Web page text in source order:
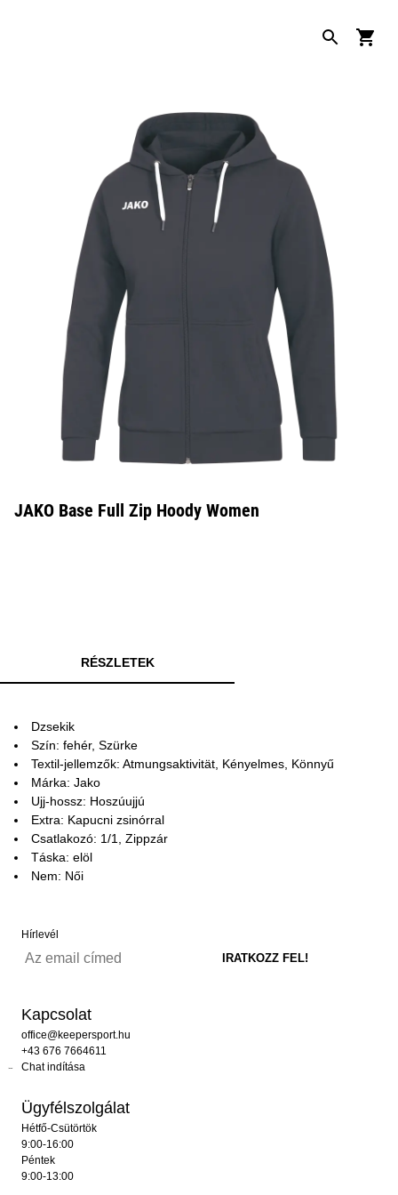
JAKO Base Full Zip Hoody Women
RÉSZLETEK
Dzsekik
Szín: fehér, Szürke
Textil-jellemzők: Atmungsaktivität, Kényelmes, Könnyű
Márka: Jako
Ujj-hossz: Hoszúujjú
Extra: Kapucni zsinórral
Csatlakozó: 1/1, Zippzár
Táska: elöl
Nem: Női
Hírlevél
Kapcsolat
office@keepersport.hu
+43 676 7664611
Chat indítása
Ügyfélszolgálat
Hétfő-Csütörtök
9:00-16:00
Péntek
9:00-13:00